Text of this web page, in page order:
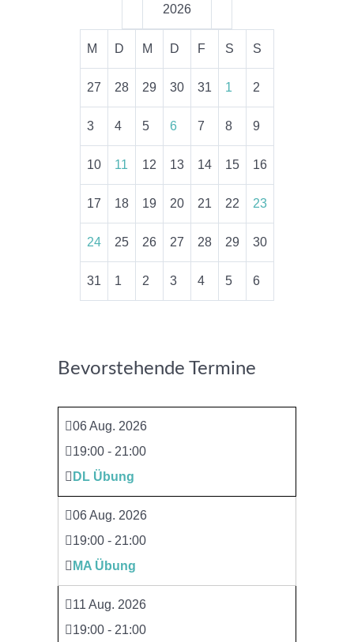
2026
M D M D F S S
27 28 29 30 31 1 2
3 4 5 6 7 8 9
10 11 12 13 14 15 16
17 18 19 20 21 22 23
24 25 26 27 28 29 30
31 1 2 3 4 5 6
Bevorstehende Termine
06 Aug. 2026
19:00 - 21:00
DL Übung
06 Aug. 2026
19:00 - 21:00
MA Übung
11 Aug. 2026
19:00 - 21:00